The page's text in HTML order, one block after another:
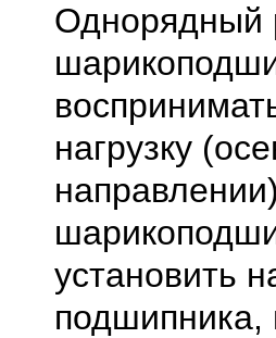
Однорядный
нагрузку
установить